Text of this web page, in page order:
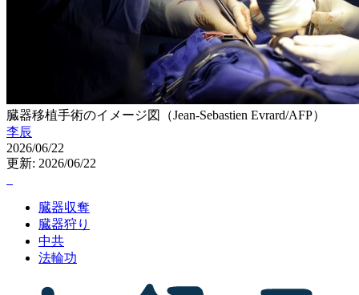
臓器移植手術のイメージ図（Jean-Sebastien Evrard/AFP）
李辰
2026/06/22
更新: 2026/06/22
臓器収奪
臓器狩り
中共
法輪功